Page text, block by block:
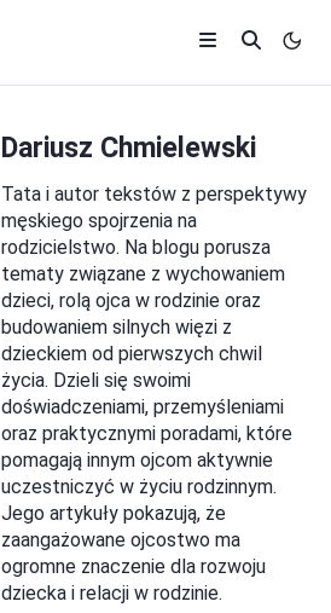
Dariusz Chmielewski
Tata i autor tekstów z perspektywy
męskiego spojrzenia na
rodzicielstwo. Na blogu porusza
tematy związane z wychowaniem
dzieci, rolą ojca w rodzinie oraz
budowaniem silnych więzi z
dzieckiem od pierwszych chwil
życia. Dzieli się swoimi
doświadczeniami, przemyśleniami
oraz praktycznymi poradami, które
pomagają innym ojcom aktywnie
uczestniczyć w życiu rodzinnym.
Jego artykuły pokazują, że
zaangażowane ojcostwo ma
ogromne znaczenie dla rozwoju
dziecka i relacji w rodzinie.